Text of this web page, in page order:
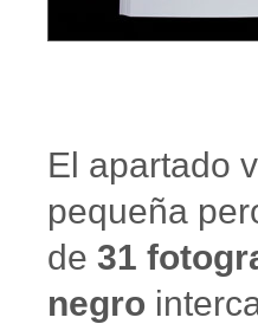
El apartado
pequeña
de 31
negro